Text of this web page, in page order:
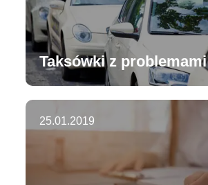
Taksówki z problemami
25.01.2019